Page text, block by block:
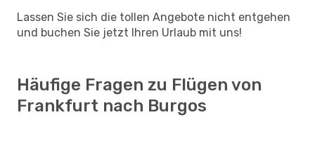
Lassen Sie sich die tollen Angebote nicht entgehen
und buchen Sie jetzt Ihren Urlaub mit uns!
Häufige Fragen zu Flügen von
Frankfurt nach Burgos